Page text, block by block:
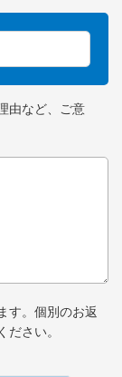
由など、ご意
す。個別のお返
さい。